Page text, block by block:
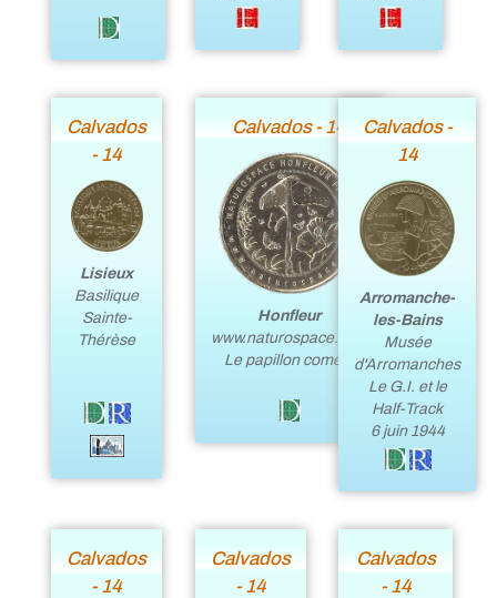
Calvados
- 14
Lisieux
Basilique
Sainte-
Thérèse
Calvados - 14
Honfleur
www.naturospace.com
Le papillon comète
Calvados -
14
Arromanche-
les-Bains
Musée
d'Arromanches
Le G.I. et le
Half-Track
6 juin 1944
Calvados
- 14
Calvados
- 14
Calvados
- 14